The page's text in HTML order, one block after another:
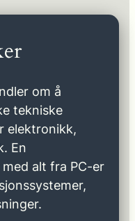
om å
tekniske
elektronikk,
En
alt fra PC-er